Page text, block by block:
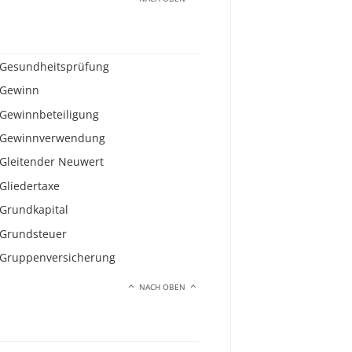
Gesundheitsprüfung
Gewinn
Gewinnbeteiligung
Gewinnverwendung
Gleitender Neuwert
Gliedertaxe
Grundkapital
Grundsteuer
Gruppenversicherung
NACH OBEN